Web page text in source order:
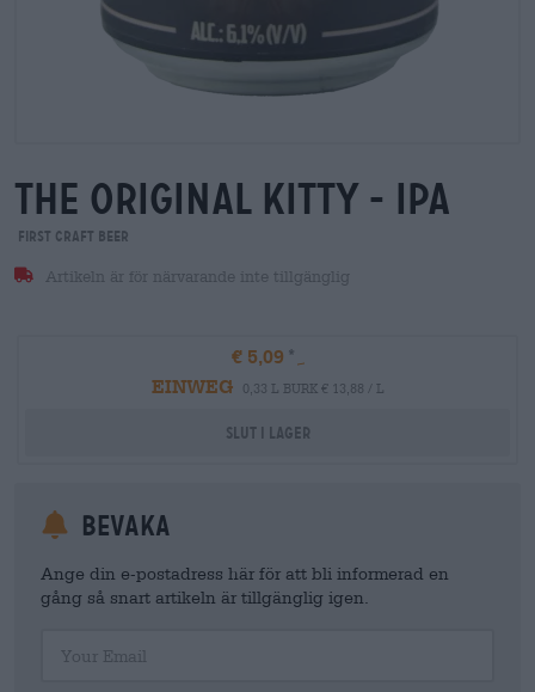
the original kitty - ipa
First Craft Beer
Artikeln är för närvarande inte tillgänglig
€ 5,09
EINWEG
0,33 L BURK € 13,88 / L
Slut i lager
Bevaka
Ange din e-postadress här för att bli informerad en
gång så snart artikeln är tillgänglig igen.